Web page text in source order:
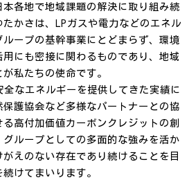
各地で地域課題の解決に取り組み続
かさは、LPガスや電力などのエネル
ープの基幹事業にとどまらず、環境
にも密接に関わるものであり、地域
私たちの使命です。
なエネルギーを提供してきた実績に
護協会など多様なパートナーとの協
高付加価値カーボンクレジットの創
ループとしての多面的な強みを活か
えのない存在であり続けることを目
けてまいります。